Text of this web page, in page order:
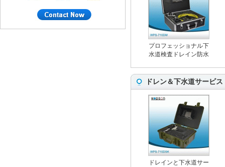
プロフェッショナル下
水道検査ドレイン防水
ドレン＆下水道サービス
ドレインと下水道サー